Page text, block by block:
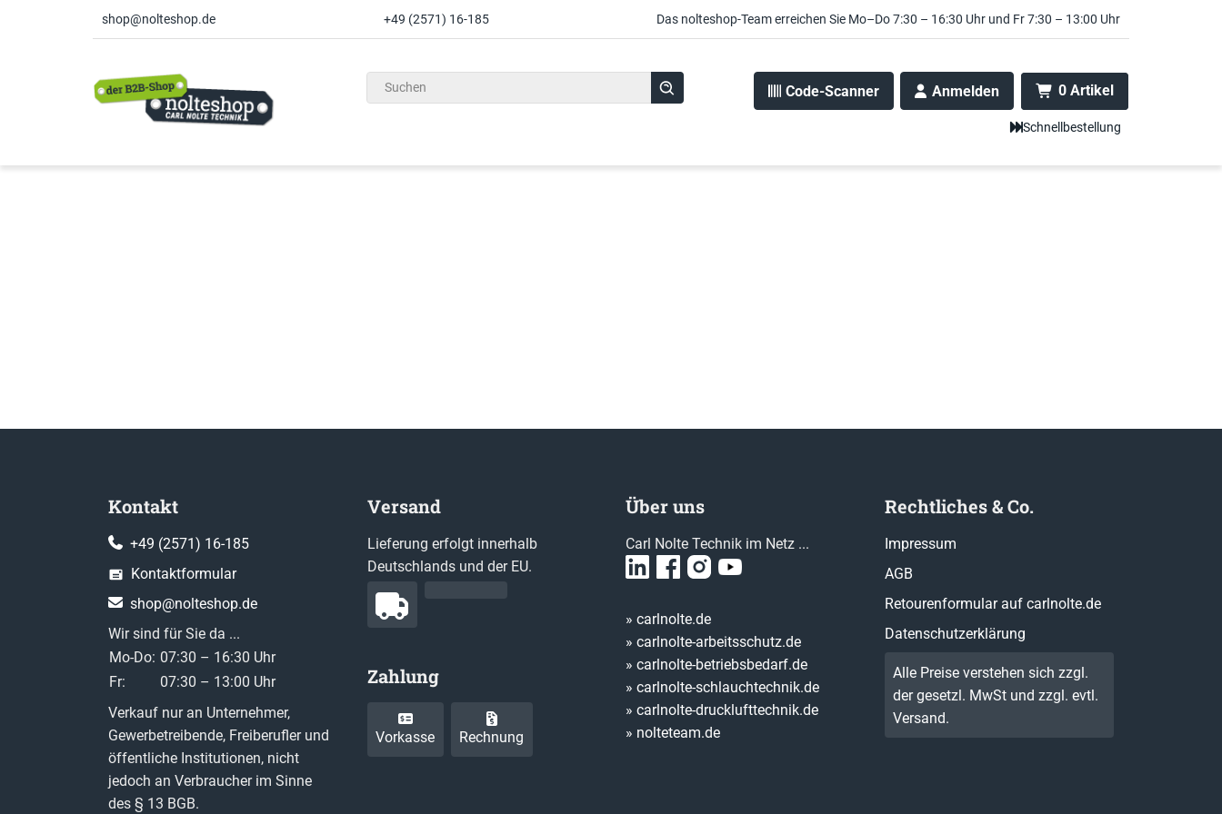
shop@nolteshop.de +49 (2571) 16-185 Das nolteshop-Team erreichen Sie Mo–Do 7:30 – 16:30 Uhr und Fr 7:30 – 13:00 Uhr
Code-Scanner Anmelden 0 Artikel
Schnellbestellung
Kontakt
+49 (2571) 16-185
Kontaktformular
shop@nolteshop.de
Wir sind für Sie da ...
Mo-Do: 07:30 – 16:30 Uhr
Fr:
07:30 – 13:00 Uhr
Verkauf nur an Unternehmer,
Gewerbetreibende, Freiberufler und
öffentliche Institutionen, nicht
jedoch an Verbraucher im Sinne
des § 13 BGB.
Versand
Lieferung erfolgt innerhalb
Deutschlands und der EU.
Zahlung
Vorkasse Rechnung
Über uns
Carl Nolte Technik im Netz ...
» carlnolte.de
» carlnolte-arbeitsschutz.de
» carlnolte-betriebsbedarf.de
» carlnolte-schlauchtechnik.de
» carlnolte-drucklufttechnik.de
» nolteteam.de
Rechtliches & Co.
Impressum
AGB
Retourenformular auf carlnolte.de
Datenschutzerklärung
Alle Preise verstehen sich zzgl.
der gesetzl. MwSt und zzgl. evtl.
Versand.